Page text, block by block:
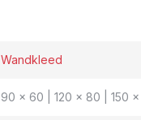
Wandkleed
90 x 60 | 120 x 80 | 150 x